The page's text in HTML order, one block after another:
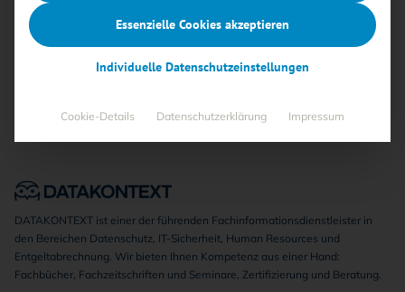
Keine Beiträge gefunden
DATAKONTEXT ist einer der führenden Fachinformationsdienstleister in
den Bereichen Datenschutz, IT-Sicherheit, Human Resources und
Entgeltabrechnung. Wir bieten Ihnen Kompetenz aus einer Hand:
Fachbücher, Fachzeitschriften und Seminare, Zertifizierung und Beratung.
Essenzielle Cookies akzeptieren
Individuelle Datenschutzeinstellungen
Cookie-Details Datenschutzerklärung Impressum